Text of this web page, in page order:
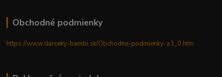
Obchodné podmienky
https://www.darceky-bambi.sk/Obchodne-podmienky-a3_0.htm